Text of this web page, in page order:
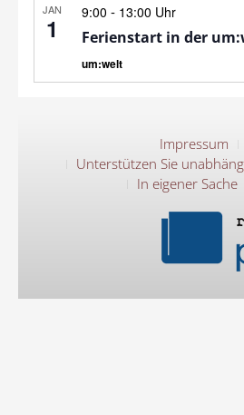
JAN
1
9:00 - 13:00 Uhr
Ferienstart in der
um:welt
Impressum
Unterstützen Sie
In eigener Sache